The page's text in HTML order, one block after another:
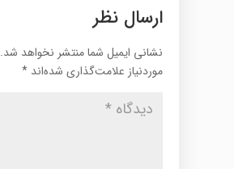
ارسال نظر
نشانی ایمیل شما منتشر نخواهد شد.
موردنیاز علامت‌گذاری شده‌اند *